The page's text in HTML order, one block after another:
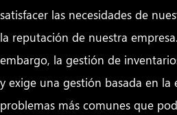
satisfacer las necesidades de
la reputación de nuestra
embargo, la gestión de
y exige una gestión basada en la
problemas más comunes que